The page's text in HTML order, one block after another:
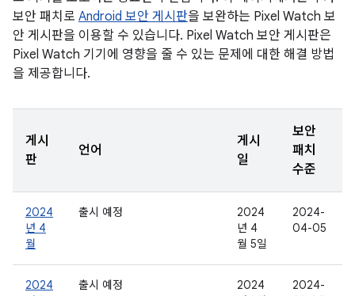
보안 패치로 Android 보안 게시판을 보완하는 Pixel Watch 보
안 게시판을 이용할 수 있습니다. Pixel Watch 보안 게시판은
Pixel Watch 기기에 영향을 줄 수 있는 문제에 대한 해결 방법
을 제공합니다.
게시
판
언어
게시
일
보안
패치
수준
2024
년 4
월
출시 예정
2024
년 4
월 5일
2024-
04-05
2024
출시 예정
2024
2024-